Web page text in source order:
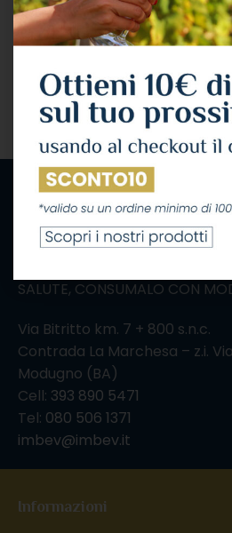
SALUTE, CONSUMALO CON
Via Bitritto km. 7 + 800 s.n.c.
Contrada La Marchesa – z.i.
Modugno (BA)
Cell: 393 890 5471
Tel: 080 506 1371
imbev@imbev.it
Informazioni